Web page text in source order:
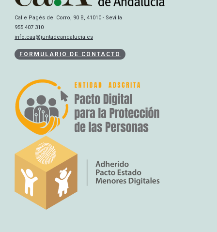
Calle Pagés del Corro, 90 B, 41010 - Sevilla
955 407 310
info.caa@juntadeandalucia.es
FORMULARIO DE CONTACTO